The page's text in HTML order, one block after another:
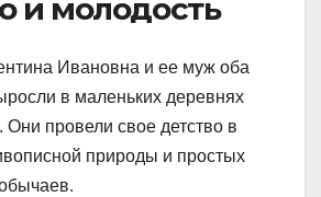
и молодость
Ивановна и ее муж оба
в маленьких деревнях
Они провели свое детство в
природы и простых